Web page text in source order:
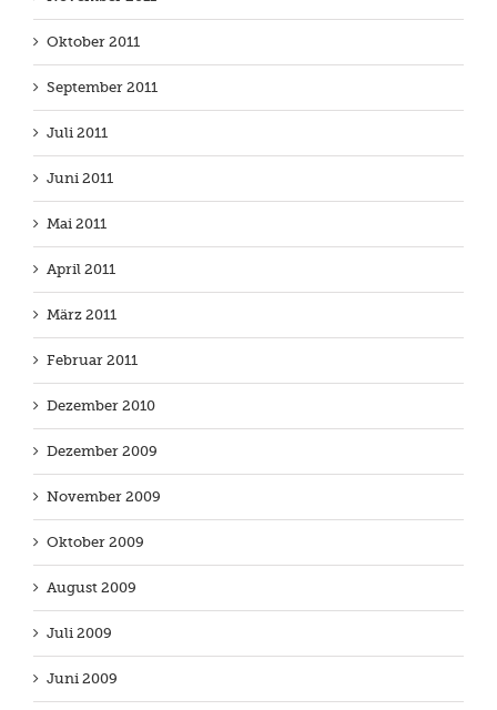
Oktober 2011
September 2011
Juli 2011
Juni 2011
Mai 2011
April 2011
März 2011
Februar 2011
Dezember 2010
Dezember 2009
November 2009
Oktober 2009
August 2009
Juli 2009
Juni 2009